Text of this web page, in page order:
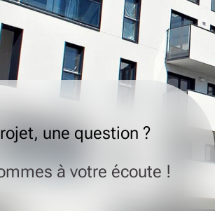
une question ?
à votre écoute !